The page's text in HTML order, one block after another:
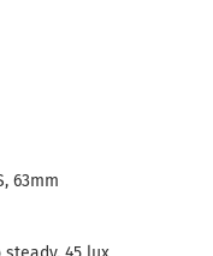
63mm